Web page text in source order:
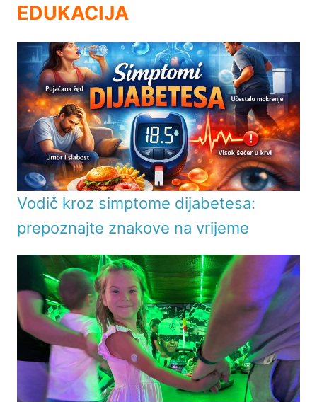
EDUKACIJA
Vodič kroz simptome dijabetesa:
prepoznajte znakove na vrijeme